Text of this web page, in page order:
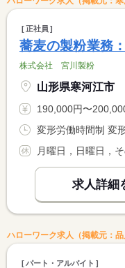
正社員
蕎麦の製粉業務
株式会社 宮川製粉
山形県寒河江市
190,000円〜200,000円 ※フルタイム求人
月曜日，日曜日，
求人詳細
ハローワーク求人（掲載元：品
パート・アルバイト